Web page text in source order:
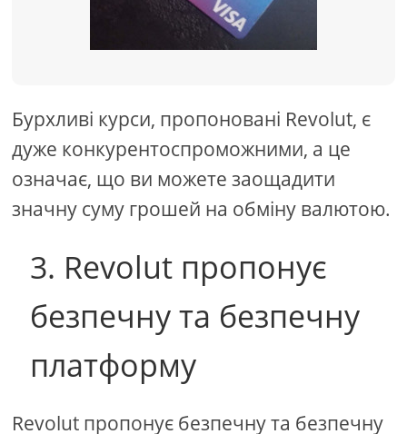
Бурхливі курси, пропоновані Revolut, є
дуже конкурентоспроможними, а це
означає, що ви можете заощадити
значну суму грошей на обміну валютою.
3. Revolut пропонує
безпечну та безпечну
платформу
Revolut пропонує безпечну та безпечну